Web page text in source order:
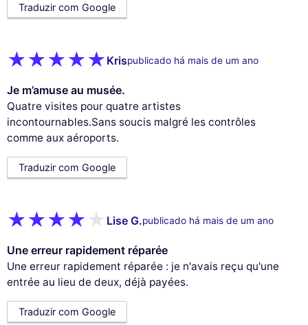
Traduzir com Google
Krispublicado há mais de um ano
Je m’amuse au musée.
Quatre visites pour quatre artistes
incontournables.Sans soucis malgré les contrôles
comme aux aéroports.
Traduzir com Google
Lise G.publicado há mais de um ano
Une erreur rapidement réparée
Une erreur rapidement réparée : je n'avais reçu qu'une
entrée au lieu de deux, déjà payées.
Traduzir com Google